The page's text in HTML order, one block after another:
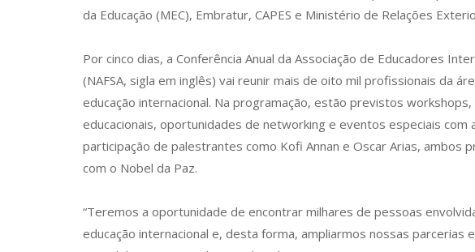
da Educação (MEC), Embratur, CAPES e Ministério de Relações
Por cinco dias, a Conferência Anual da Associação de Educadores
(NAFSA, sigla em inglês) vai reunir mais de oito mil profissionais da
educação internacional. Na programação, estão previstos
educacionais, oportunidades de networking e eventos especiais com
participação de palestrantes como Kofi Annan e Oscar Arias, ambos
com o Nobel da Paz.
“Teremos a oportunidade de encontrar milhares de pessoas
educação internacional e, desta forma, ampliarmos nossas parcerias